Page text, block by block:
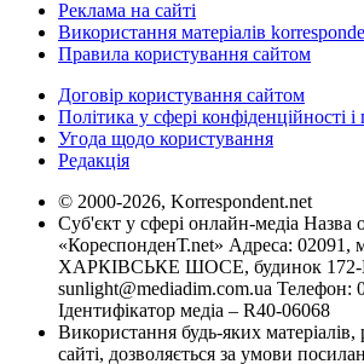
Реклама на сайті
Використання матеріалів
Правила користування сайтом
Договір користування сайтом
Політика у сфері конфіденційності
Угода щодо користування
Редакція
© 2000-2026, Korrespondent.net
Суб'єкт у сфері онлайн-медіа Назва
«КореспонденТ.net» Адреса: 02091,
ХАРКІВСЬКЕ ШОСЕ, будинок 172-
sunlight@mediadim.com.ua Телефон:
Ідентифікатор медіа – R40-06068
Використання будь-яких
сайті, дозволяється за умови